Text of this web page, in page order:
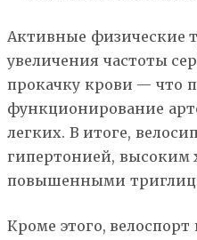
Активные физические
увеличения частоты
прокачку крови — что
функционирование
легких. В итоге,
гипертонией, высоким
повышенными
Кроме этого,